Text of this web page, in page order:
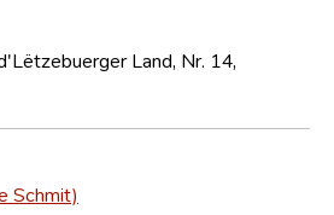
Land, Nr. 14,
Schmit)